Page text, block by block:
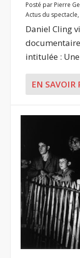
Posté par Pierre
Actus du spectacle
Daniel Cling
intitulée :
EN SAVOIR